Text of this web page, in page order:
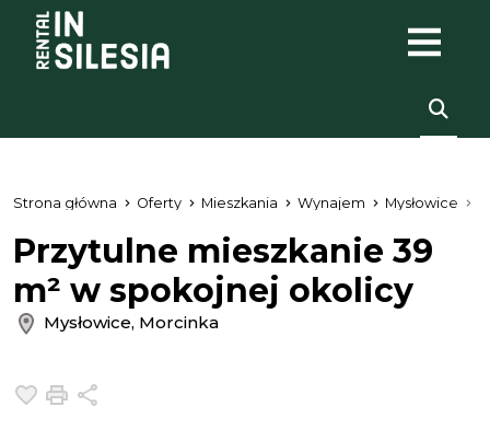
Strona główna Oferty Mieszkania Wynajem Mysłowice
Przytulne mieszkanie 39
m² w spokojnej okolicy
Mysłowice, Morcinka
Dodaj do ulubionych
Drukuj